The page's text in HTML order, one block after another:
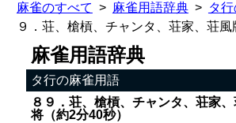
麻雀のすべて 麻雀用語辞典 タ
９．荘、槍槓、チャンタ、荘家、荘
麻雀用語辞典
タ行の麻雀用語
８９．荘、槍槓、チャンタ、荘家
将（約2分40秒）